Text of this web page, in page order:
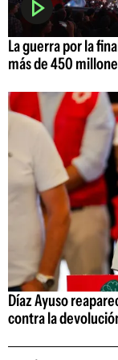
La guerra por la
más de 450
Díaz Ayuso
contra la